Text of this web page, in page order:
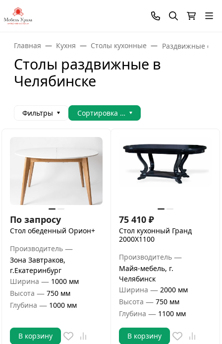
Главная Кухня Столы кухонные Раздвижные
Столы раздвижные в
Челябинске
Фильтры Сортировка товаров
По запросу
Стол обеденный Орион+
Производитель —
Зона Завтраков,
г.Екатеринбург
Ширина — 1000 мм
Высота — 750 мм
Глубина — 1000 мм
В корзину
75 410 ₽
Стол кухонный Гранд
2000Х1100
Производитель —
Майя-мебель, г.
Челябинск
Ширина — 2000 мм
Высота — 750 мм
Глубина — 1100 мм
В корзину